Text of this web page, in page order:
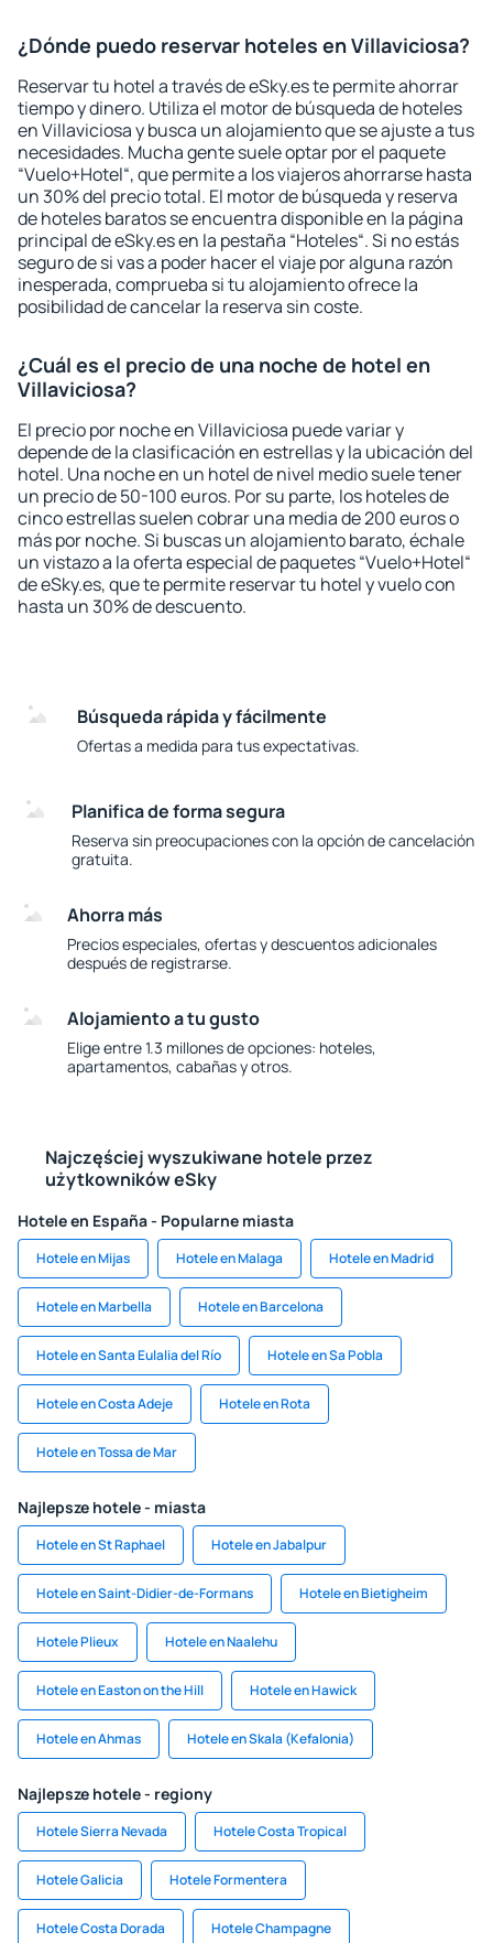
¿Dónde puedo reservar hoteles en Villaviciosa?
Reservar tu hotel a través de eSky.es te permite ahorrar
tiempo y dinero. Utiliza el motor de búsqueda de hoteles
en Villaviciosa y busca un alojamiento que se ajuste a tus
necesidades. Mucha gente suele optar por el paquete
“Vuelo+Hotel“, que permite a los viajeros ahorrarse hasta
un 30% del precio total. El motor de búsqueda y reserva
de hoteles baratos se encuentra disponible en la página
principal de eSky.es en la pestaña “Hoteles“. Si no estás
seguro de si vas a poder hacer el viaje por alguna razón
inesperada, comprueba si tu alojamiento ofrece la
posibilidad de cancelar la reserva sin coste.
¿Cuál es el precio de una noche de hotel en
Villaviciosa?
El precio por noche en Villaviciosa puede variar y
depende de la clasificación en estrellas y la ubicación del
hotel. Una noche en un hotel de nivel medio suele tener
un precio de 50-100 euros. Por su parte, los hoteles de
cinco estrellas suelen cobrar una media de 200 euros o
más por noche. Si buscas un alojamiento barato, échale
un vistazo a la oferta especial de paquetes “Vuelo+Hotel“
de eSky.es, que te permite reservar tu hotel y vuelo con
hasta un 30% de descuento.
Búsqueda rápida y fácilmente
Ofertas a medida para tus expectativas.
Planifica de forma segura
Reserva sin preocupaciones con la opción de cancelación
gratuita.
Ahorra más
Precios especiales, ofertas y descuentos adicionales
después de registrarse.
Alojamiento a tu gusto
Elige entre 1.3 millones de opciones: hoteles,
apartamentos, cabañas y otros.
Najczęściej wyszukiwane hotele przez
użytkowników eSky
Hotele en España - Popularne miasta
Hotele en Mijas Hotele en Malaga Hotele en Madrid
Hotele en Marbella Hotele en Barcelona
Hotele en Santa Eulalia del Río Hotele en Sa Pobla
Hotele en Costa Adeje Hotele en Rota
Hotele en Tossa de Mar
Najlepsze hotele - miasta
Hotele en St Raphael Hotele en Jabalpur
Hotele en Saint-Didier-de-Formans Hotele en Bietigheim
Hotele Plieux Hotele en Naalehu
Hotele en Easton on the Hill Hotele en Hawick
Hotele en Ahmas Hotele en Skala (Kefalonia)
Najlepsze hotele - regiony
Hotele Sierra Nevada Hotele Costa Tropical
Hotele Galicia Hotele Formentera
Hotele Costa Dorada Hotele Champagne